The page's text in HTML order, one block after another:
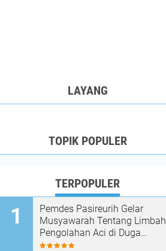
LAYANG
TOPIK POPULER
TERPOPULER
Pemdes Pasireurih Gelar
Musyawarah Tentang Limbah
Pengolahan Aci di Duga
Cemari Sungai Cisata